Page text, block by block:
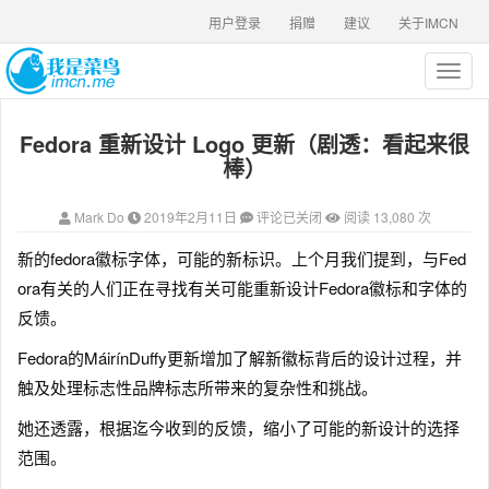
关于IMCN
建议
捐赠
用户登录
T
o
g
v
i
g
i
Fedora 重新设计 Logo 更新（剧透：看起来很
棒）
Mark Do 2019年2月11日 评论已关闭 阅读 13,080 次
新的fedora徽标字体，可能的新标识。上个月我们提到，与Fed
ora有关的人们正在寻找有关可能重新设计Fedora徽标和字体的
反馈。
Fedora的MáirínDuffy更新增加了解新徽标背后的设计过程，并
触及处理标志性品牌标志所带来的复杂性和挑战。
她还透露，根据迄今收到的反馈，缩小了可能的新设计的选择
范围。